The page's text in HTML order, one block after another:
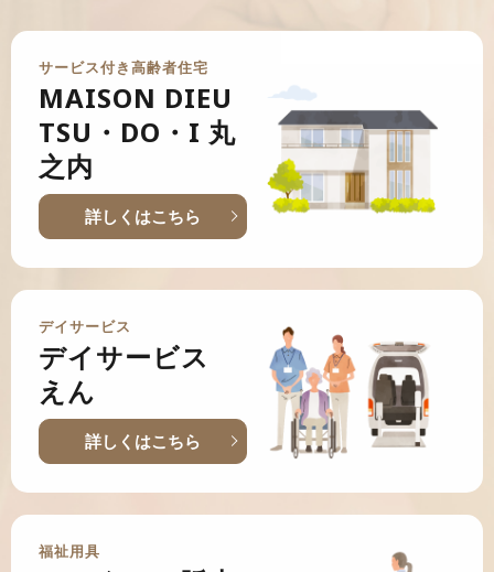
サービス付き高齢者住宅
MAISON DIEU
TSU・DO・I 丸
之内
詳しくはこちら
デイサービス
デイサービス
えん
詳しくはこちら
福祉用具